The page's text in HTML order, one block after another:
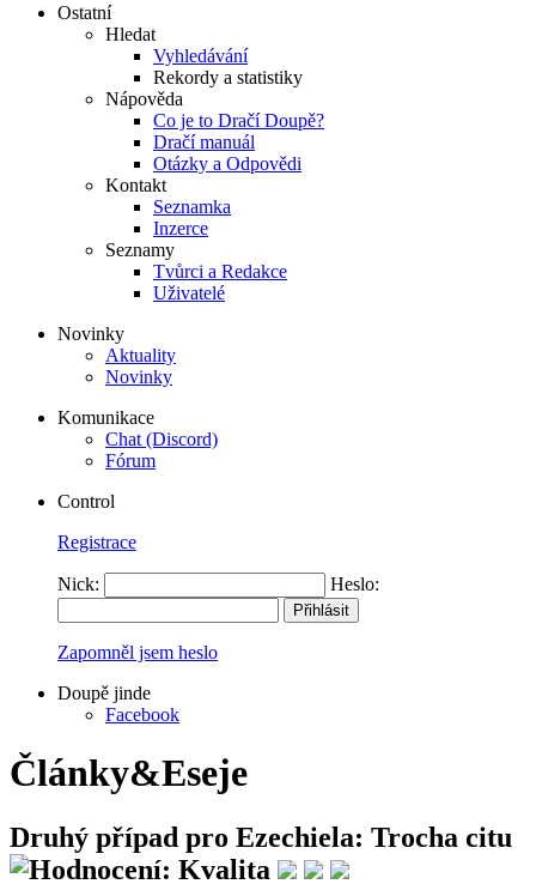
Ostatní
Hledat
Vyhledávání
Rekordy a statistiky
Nápověda
Co je to Dračí Doupě?
Dračí manuál
Otázky a Odpovědi
Kontakt
Seznamka
Inzerce
Seznamy
Tvůrci a Redakce
Uživatelé
Novinky
Aktuality
Novinky
Komunikace
Chat (Discord)
Fórum
Control
Registrace
Nick: Heslo:
Zapomněl jsem heslo
Doupě jinde
Facebook
Články&Eseje
Druhý případ pro Ezechiela: Trocha citu